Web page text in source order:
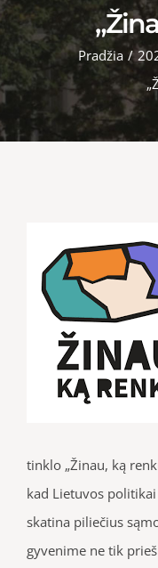
Pradžia /
tinklo „Žinau, ką
kad Lietuvos
skatina piliečius
gyvenime ne tik